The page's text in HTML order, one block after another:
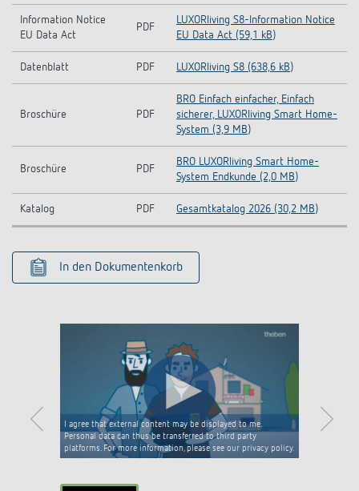
Information Notice
EU Data Act
PDF
LUXORliving S8-Information Notice
EU Data Act (59,1 kB)
Datenblatt PDF LUXORliving S8 (638,6 kB)
Broschüre PDF
BRO Einfach einfacher, Einfach
sicherer, LUXORliving Smart Home-
System (3,9 MB)
Broschüre PDF
BRO LUXORliving Smart Home-
System Endkunde (2,0 MB)
Katalog PDF Gesamtkatalog 2026 (30,2 MB)
In den Dokumentenkorb
I agree that external content may be displayed to me.
Personal data can thus be transferred to third party
platforms. For more information, please see our privacy policy.